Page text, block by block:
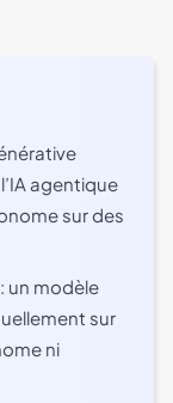
agentique
sur des
: un modèle
sur
ni